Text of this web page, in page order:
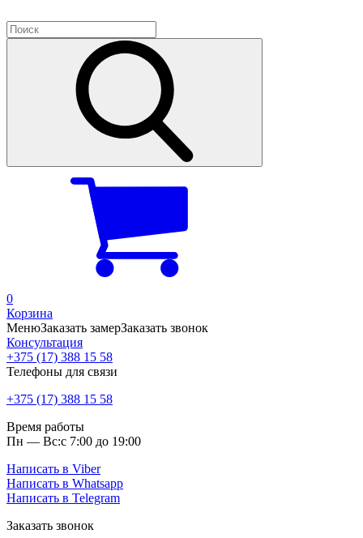
0
Корзина
МенюЗаказать замерЗаказать звонок
Консультация
+375 (17) 388 15 58
Телефоны для связи
+375 (17) 388 15 58
Время работы
Пн — Вс:с 7:00 до 19:00
Написать в Viber
Написать в Whatsapp
Написать в Telegram
Заказать звонок